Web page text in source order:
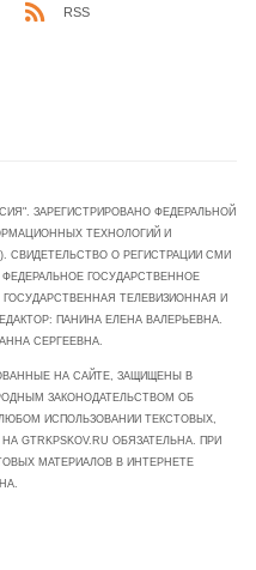
RSS
ЗАРЕГИСТРИРОВАНО ФЕДЕРАЛЬНОЙ
ТЕХНОЛОГИЙ И
О РЕГИСТРАЦИИ СМИ
ФЕДЕРАЛЬНОЕ ГОСУДАРСТВЕННОЕ
ТЕЛЕВИЗИОННАЯ И
ПАНИНА ЕЛЕНА ВАЛЕРЬЕВНА.
СЕРГЕЕВНА.
НА САЙТЕ, ЗАЩИЩЕНЫ В
ЗАКОНОДАТЕЛЬСТВОМ ОБ
ИСПОЛЬЗОВАНИИ ТЕКСТОВЫХ,
GTRKPSKOV.RU ОБЯЗАТЕЛЬНА. ПРИ
МАТЕРИАЛОВ В ИНТЕРНЕТЕ